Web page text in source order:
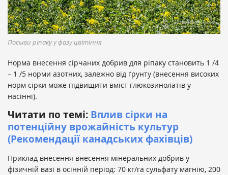
Посыви ріпaку у фaзу цвітіння
Норма внесення сірчаних добрив для ріпаку становить 1 /4
– 1 /5 норми азотних, залежно від ґрунту (внесення високих
норм сірки може підвищити вміст глюкозинолатів у
насінні).
Читaти по темі: Вплив сірки нa
потенційну врожaйність культур
(Рекомендaції кaнaдських фaхівців)
Приклад внесення внесення мінеральних добрив у
фізичній вазі в осінній період: 70 кг/га сульфату магнію, 200